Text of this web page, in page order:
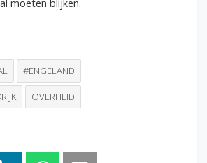
moeten blijken.
#ENGELAND
OVERHEID